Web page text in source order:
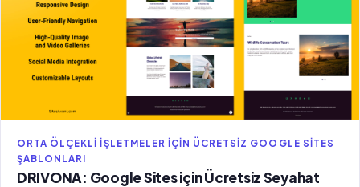
ORTA ÖLÇEKLI İŞLETMELER IÇIN ÜCRETSIZ GOOGLE SITES
ŞABLONLARI
DRIVONA: Google Sites için Ücretsiz Seyahat